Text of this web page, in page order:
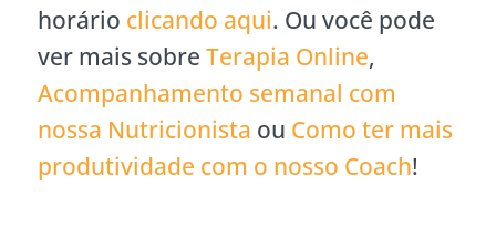
horário clicando aqui. Ou você pode
ver mais sobre Terapia Online,
Acompanhamento semanal com
nossa Nutricionista ou Como ter mais
produtividade com o nosso Coach!